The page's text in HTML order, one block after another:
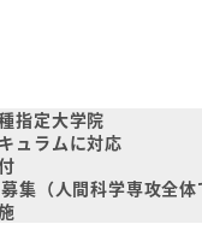
指定大学院
ュラムに対応
集（人間科学専攻全体